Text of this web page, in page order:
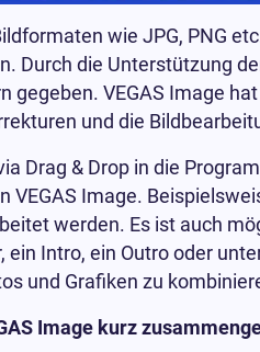
wie JPG, PNG
Durch die Unterstützung
gegeben. VEGAS Image
und die
Drag & Drop in die
VEGAS Image.
werden. Es ist auch
ein Intro, ein Outro oder
und Grafiken zu
Image kurz